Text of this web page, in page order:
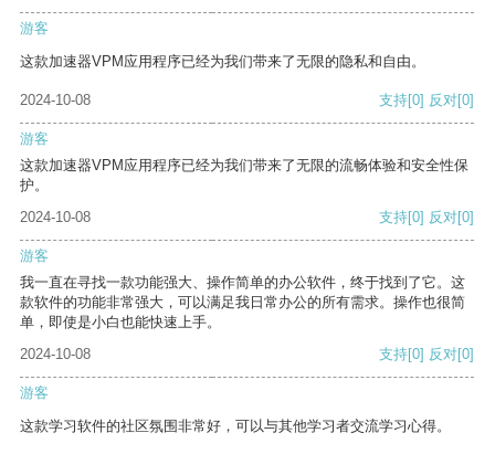
游客
这款加速器VPM应用程序已经为我们带来了无限的隐私和自由。
2024-10-08 支持[0] 反对[0]
游客
这款加速器VPM应用程序已经为我们带来了无限的流畅体验和安全性保
护。
2024-10-08
支持[0] 反对[0]
游客
我一直在寻找一款功能强大、操作简单的办公软件，终于找到了它。这
款软件的功能非常强大，可以满足我日常办公的所有需求。操作也很简
单，即使是小白也能快速上手。
2024-10-08
支持[0] 反对[0]
游客
这款学习软件的社区氛围非常好，可以与其他学习者交流学习心得。